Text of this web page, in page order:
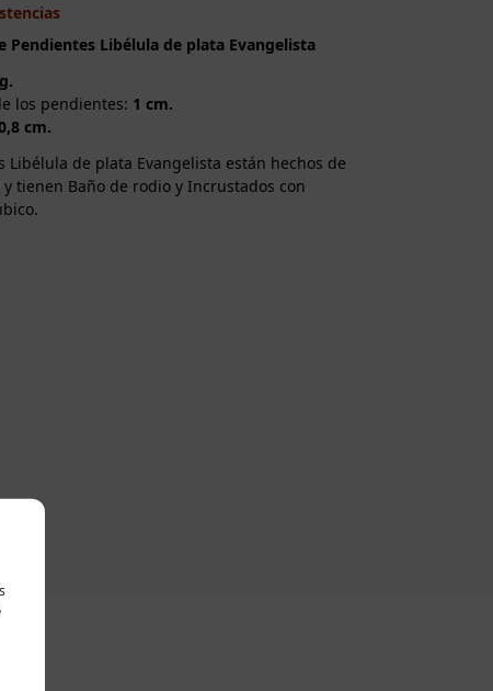
Pendientes Libélula de plata Evangelista
los pendientes: 1 cm.
cm.
Libélula de plata Evangelista están hechos de
tienen Baño de rodio y Incrustados con